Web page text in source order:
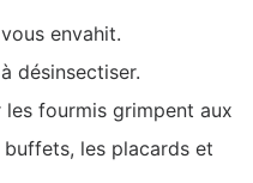
envahit.
désinsectiser.
les fourmis grimpent aux
les placards et